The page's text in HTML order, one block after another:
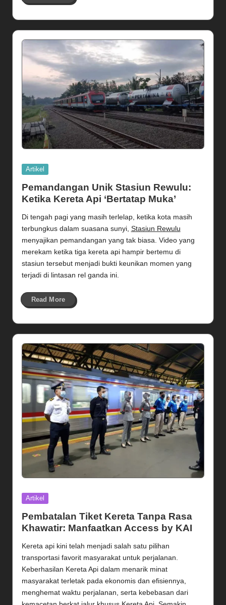
Posted
Artikel
Pemandangan Unik Stasiun Rewulu:
Ketika Kereta Api ‘Bertatap Muka’
Di tengah pagi yang masih terlelap, ketika kota masih
terbungkus dalam suasana sunyi, Stasiun Rewulu
menyajikan pemandangan yang tak biasa. Video yang
merekam ketika tiga kereta api hampir bertemu di
stasiun tersebut menjadi bukti keunikan momen yang
terjadi di lintasan rel ganda ini.
Read More
Posted
Artikel
Pembatalan Tiket Kereta Tanpa Rasa
Khawatir: Manfaatkan Access by KAI
Kereta api kini telah menjadi salah satu pilihan
transportasi favorit masyarakat untuk perjalanan.
Keberhasilan Kereta Api dalam menarik minat
masyarakat terletak pada ekonomis dan efisiennya,
menghemat waktu perjalanan, serta kebebasan dari